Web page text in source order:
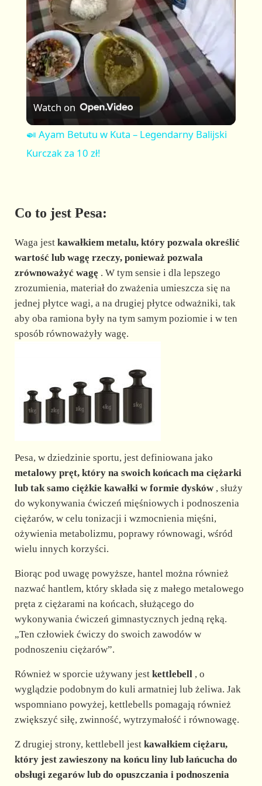
a
y
V
i
o
Watch on
🍛 Ayam Betutu w Kuta – Legendarny Balijski
Kurczak za 10 zł!
Co to jest Pesa:
Waga jest kawałkiem metalu, który pozwala określić
wartość lub wagę rzeczy, ponieważ pozwala
zrównoważyć wagę . W tym sensie i dla lepszego
zrozumienia, materiał do zważenia umieszcza się na
jednej płytce wagi, a na drugiej płytce odważniki, tak
aby oba ramiona były na tym samym poziomie i w ten
sposób równoważyły wagę.
Pesa, w dziedzinie sportu, jest definiowana jako
metalowy pręt, który na swoich końcach ma ciężarki
lub tak samo ciężkie kawałki w formie dysków, służy
do wykonywania ćwiczeń mięśniowych i podnoszenia
ciężarów, w celu tonizacji i wzmocnienia mięśni,
ożywienia metabolizmu, poprawy równowagi, wśród
wielu innych korzyści.
Biorąc pod uwagę powyższe, hantel można również
nazwać hantlem, który składa się z małego metalowego
pręta z ciężarami na końcach, służącego do
wykonywania ćwiczeń gimnastycznych jedną ręką.
„Ten człowiek ćwiczy do swoich zawodów w
podnoszeniu ciężarów”.
Również w sporcie używany jest kettlebell, o
wyglądzie podobnym do kuli armatniej lub żeliwa. Jak
wspomniano powyżej, kettlebells pomagają również
zwiększyć siłę, zwinność, wytrzymałość i równowagę.
Z drugiej strony, kettlebell jest kawałkiem ciężaru,
który jest zawieszony na końcu liny lub łańcucha do
obsługi zegarów lub do opuszczania i podnoszenia